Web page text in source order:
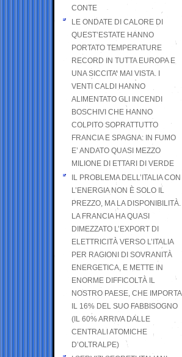
CONTE
LE ONDATE DI CALORE DI
QUEST’ESTATE HANNO
PORTATO TEMPERATURE
RECORD IN TUTTA EUROPA E
UNA SICCITA’ MAI VISTA. I
VENTI CALDI HANNO
ALIMENTATO GLI INCENDI
BOSCHIVI CHE HANNO
COLPITO SOPRATTUTTO
FRANCIA E SPAGNA: IN FUMO
E’ ANDATO QUASI MEZZO
MILIONE DI ETTARI DI VERDE
IL PROBLEMA DELL’ITALIA CON
L’ENERGIA NON È SOLO IL
PREZZO, MA LA DISPONIBILITÀ.
LA FRANCIA HA QUASI
DIMEZZATO L’EXPORT DI
ELETTRICITÀ VERSO L’ITALIA
PER RAGIONI DI SOVRANITÀ
ENERGETICA, E METTE IN
ENORME DIFFICOLTÀ IL
NOSTRO PAESE, CHE IMPORTA
IL 16% DEL SUO FABBISOGNO
(IL 60% ARRIVA DALLE
CENTRALI ATOMICHE
D’OLTRALPE)